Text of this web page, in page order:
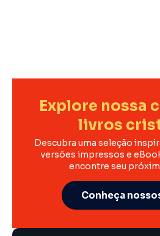
Explore nossa
livros
Descubra uma seleção
versões impressos e
encontre seu
Conheça